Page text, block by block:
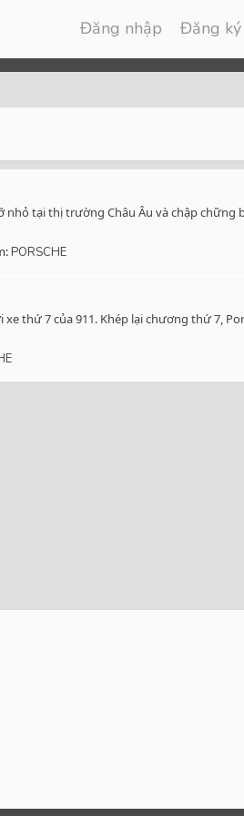
Đăng nhập Đăng ký
nhỏ tại thị trường Châu Âu và chập chững
PORSCHE
thứ 7 của 911. Khép lại chương thứ 7,